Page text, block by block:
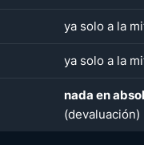
ya solo a la
ya solo a la
nada en
(devaluación)